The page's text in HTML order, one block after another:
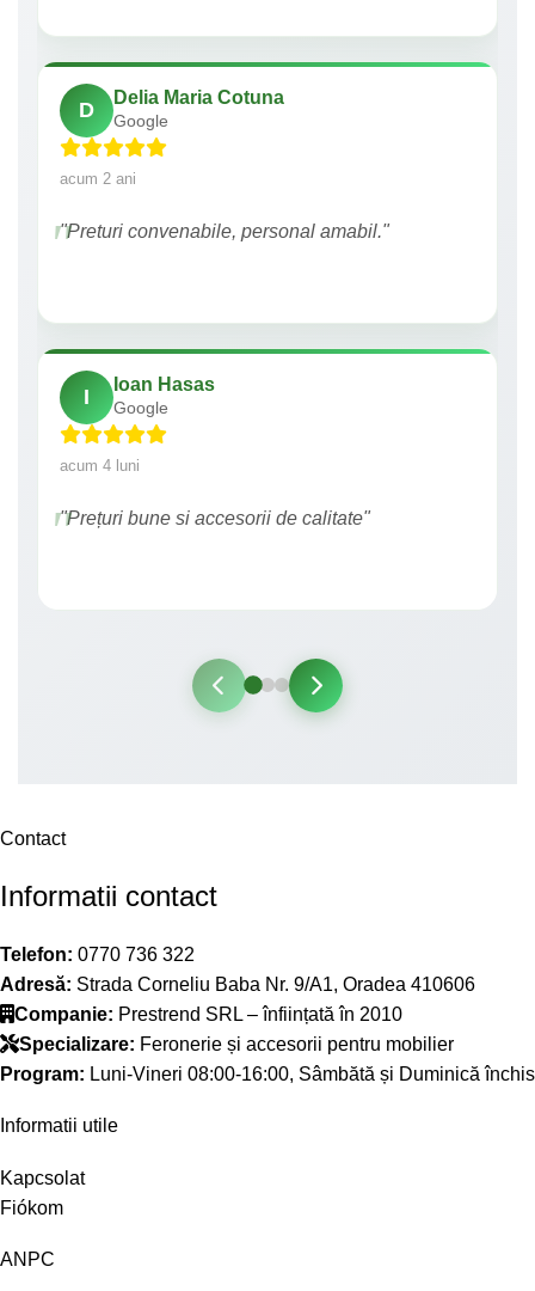
D
Delia Maria Cotuna
Google
acum 2 ani
"Preturi convenabile, personal amabil."
I
Ioan Hasas
Google
acum 4 luni
"Prețuri bune si accesorii de calitate"
Contact
Informatii contact
Telefon: 0770 736 322
Adresă: Strada Corneliu Baba Nr. 9/A1, Oradea 410606
Companie: Prestrend SRL – înființată în 2010
Specializare: Feronerie și accesorii pentru mobilier
Program: Luni-Vineri 08:00-16:00, Sâmbătă și Duminică închis
Informatii utile
Kapcsolat
Fiókom
ANPC